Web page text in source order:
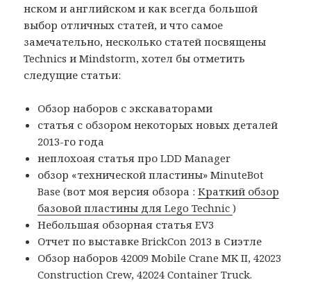
нском и английском и как всегда большой
выбор отличных статей, и что самое
замечательно, несколько статей посвящены
Technics и Mindstorm, хотел бы отметить
следущие статьи:
Обзор наборов с экскаваторами
статья с обзором некоторых новых деталей
2013-го года
неплохоая статья про LDD Manager
обзор «технической пластины» MinuteBot
Base (вот моя версия обзора :Краткий обзор
базовой пластины для Lego Technic)
Небольшая обзорная статья EV3
Отчет по выставке BrickCon 2013 в Сиэтле
Обзор наборов 42009 Mobile Crane MK II, 42023
Construction Crew, 42024 Container Truck.